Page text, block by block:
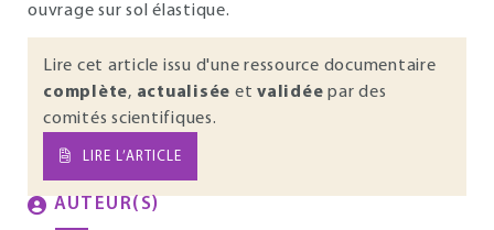
ouvrage sur sol élastique.
Lire cet article issu d'une ressource documentaire
complète, actualisée et validée par des
comités scientifiques.
LIRE L’ARTICLE
AUTEUR(S)